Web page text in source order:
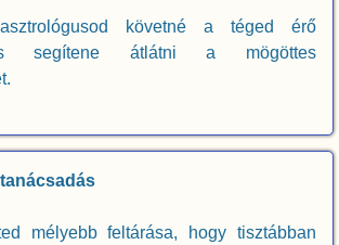
követné a téged érő
segítene átlátni a mögöttes
mélyebb feltárása, hogy tisztábban